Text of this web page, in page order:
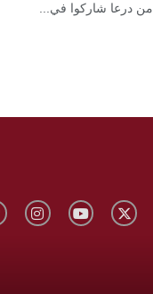
درعا شاركوا في...